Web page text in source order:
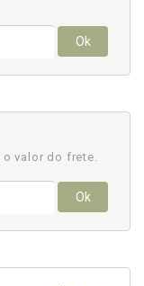
Ok
o valor do frete.
Ok